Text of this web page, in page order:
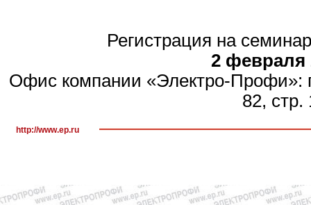
Регистрация на
2 февраля
Офис компании «Электро-Профи»:
82, стр.
http://www.ep.ru